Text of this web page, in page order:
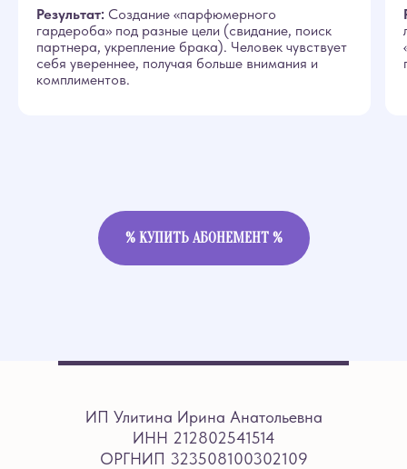
Результат: Создание «парфюмерного
гардероба» под разные цели (свидание, поиск
партнера, укрепление брака). Человек чувствует
себя увереннее, получая больше внимания и
комплиментов.
% КУПИТЬ АБОНЕМЕНТ %
ИП Улитина Ирина Анатольевна
ИНН 212802541514
ОРГНИП 323508100302109